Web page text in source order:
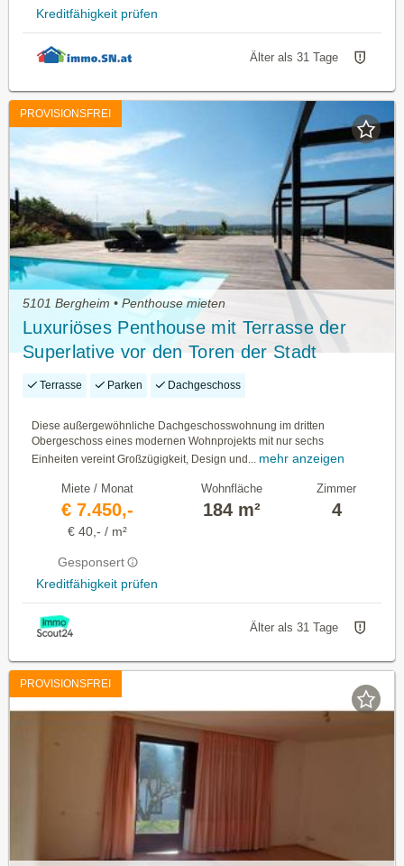
Kreditfähigkeit prüfen
Älter als 31 Tage
PROVISIONSFREI
5101 Bergheim • Penthouse mieten
Luxuriöses Penthouse mit Terrasse der
Superlative vor den Toren der Stadt
Salzburg
Terrasse Parken Dachgeschoss
Diese außergewöhnliche Dachgeschosswohnung im dritten
Obergeschoss eines modernen Wohnprojekts mit nur sechs
Einheiten vereint Großzügigkeit, Design und... mehr anzeigen
Miete / Monat
€ 7.450,-
€ 40,- / m²
Gesponsert
Kreditfähigkeit prüfen
Wohnfläche
184 m²
Zimmer
4
Älter als 31 Tage
PROVISIONSFREI